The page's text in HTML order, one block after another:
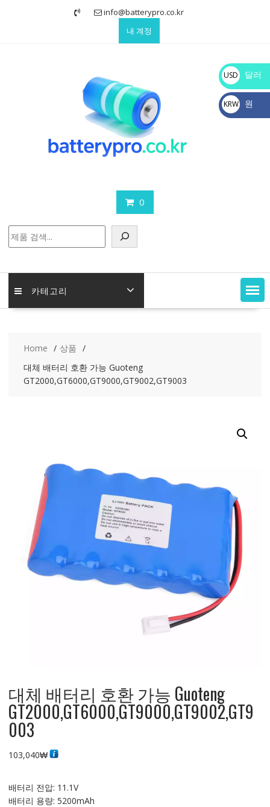
info@batterypro.co.kr
내 계정
0
색
카테고리
Home
상품
대체 배터리 호환 가능 Guoteng
GT2000,GT6000,GT9000,GT9002,GT9003
대체 배터리 호환 가능 Guoteng
GT2000,GT6000,GT9000,GT9002,GT9
003
103,040₩
배터리 전압: 11.1V
배터리 용량: 5200mAh
USD
$
달러
KRW
₩
원